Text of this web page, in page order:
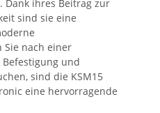
Dank ihres Beitrag zur
sind sie eine
Sie nach einer
und
sind die KSM15
eine hervorragende